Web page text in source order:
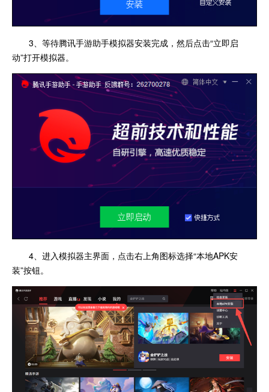
3、等待腾讯手游助手模拟器安装完成，然后点击“立即启
动”打开模拟器。
4、进入模拟器主界面，点击右上角图标选择“本地APK安
装”按钮。